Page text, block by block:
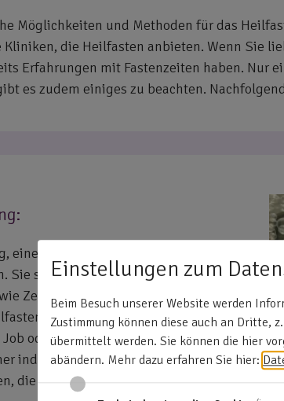
Möglichkeiten und Methoden für das
die Heilfasten anbieten. Wenn Sie
Erfahrungen mit Fastenzeiten haben. Nur
es zudem einiges zu beachten.
einen
Sie sollten beim Fasten genügend
Zeit für Entspannung und
ist definitiv nicht geeignet
oder im Familienleben. Die
individuell festgelegt. Bewährt
die etwa 1-2 Wochen dauern.
Einstellungen zum
Beim Besuch unserer Website werden
Zustimmung können diese auch an Dritte,
übermittelt werden. Sie können die hier
abändern. Mehr dazu erfahren Sie hier: